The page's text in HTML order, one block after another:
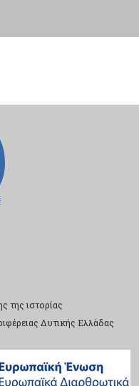
της ιστορίας
Δυτικής Ελλάδας